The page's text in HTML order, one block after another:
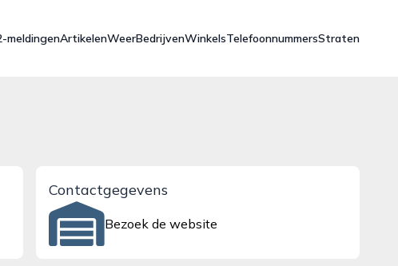
meldingenArtikelenWeerBedrijvenWinkelsTelefoonnummersStraten
Contactgegevens
Bezoek de website